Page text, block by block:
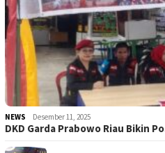
NEWS Desember 11, 2025
DKD Garda Prabowo Riau Bikin